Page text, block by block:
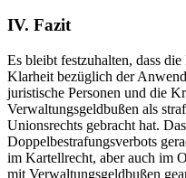
IV. Fazit
Es bleibt festzuhalten, dass
Klarheit bezüglich der
juristische Personen und die
Verwaltungsgeldbußen als
Unionsrechts gebracht hat.
Doppelbestrafungsverbots
im Kartellrecht, aber auch im
mit Verwaltungsgeldbußen